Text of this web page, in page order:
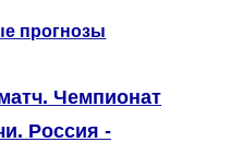
прогнозы
Чемпионат
Россия -